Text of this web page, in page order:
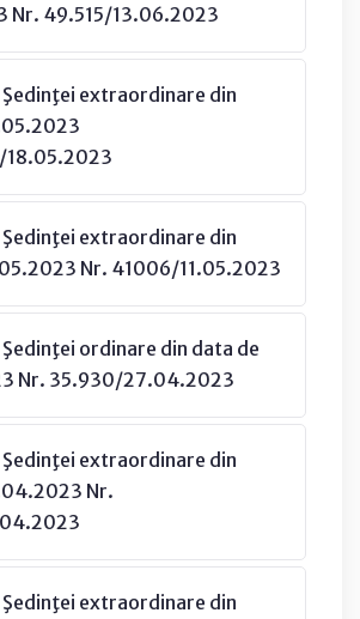
Nr. 49.515/13.06.2023
Şedinţei extraordinare din
Şedinţei extraordinare din
Nr. 41006/11.05.2023
Şedinţei ordinare din data de
Nr. 35.930/27.04.2023
Şedinţei extraordinare din
Nr.
Şedinţei extraordinare din